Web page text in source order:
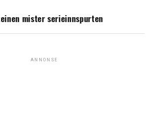
mister serieinnspurten
ANNONSE